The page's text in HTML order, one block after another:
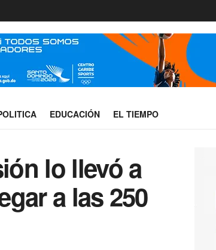
EDUCACIÓN EL TIEMPO
lo llevó a
a las 250